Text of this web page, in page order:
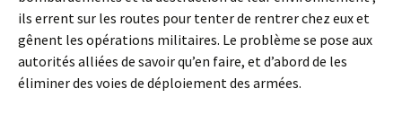
ils errent sur les routes pour tenter de rentrer chez eux et
gênent les opérations militaires. Le problème se pose aux
autorités alliées de savoir qu’en faire, et d’abord de les
éliminer des voies de déploiement des armées.